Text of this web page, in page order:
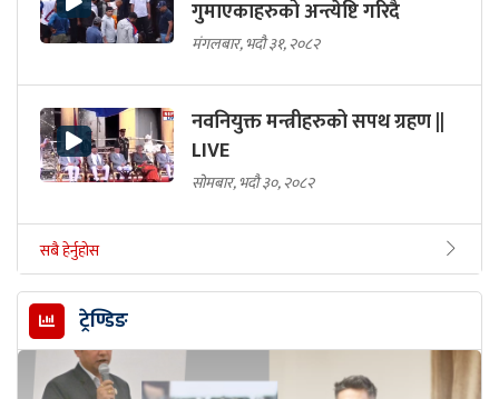
गुमाएकाहरुको अन्त्येष्टि गरिदै
मंगलबार, भदौ ३१, २०८२
नवनियुक्त मन्त्रीहरुको सपथ ग्रहण ||
LIVE
सोमबार, भदौ ३०, २०८२
सबै हेर्नुहोस
ट्रेण्डिङ